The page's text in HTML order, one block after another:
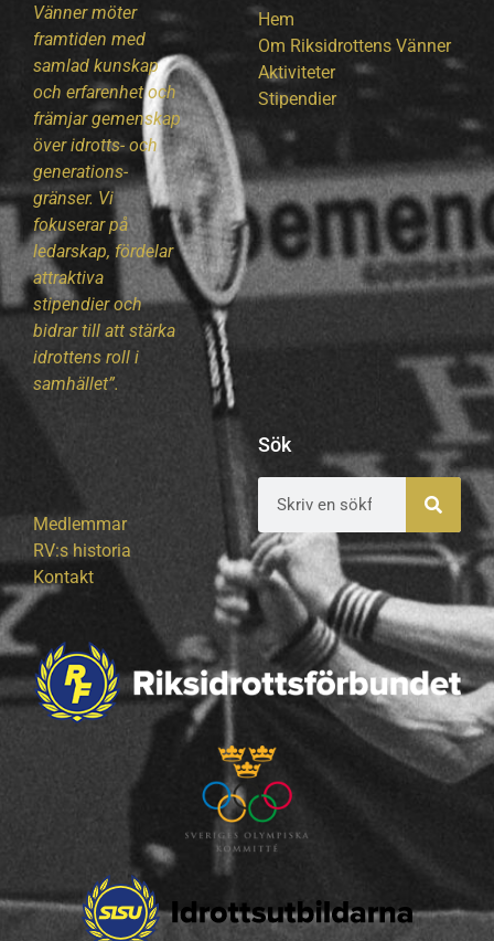
Vänner möter
framtiden med
samlad kunskap
och erfarenhet och
främjar gemenskap
över idrotts- och
generations-
gränser. Vi
fokuserar på
ledarskap, fördelar
attraktiva
stipendier och
bidrar till att stärka
idrottens roll i
samhället”.
Hem
Om Riksidrottens Vänner
Aktiviteter
Stipendier
Medlemmar
RV:s historia
Kontakt
Sök